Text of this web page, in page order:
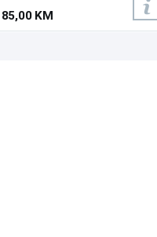
Standards: IEEE 802.11b/g/n,
Frequency: 2.4 GHz, WiFi
Speeds: 300 Mbps
85,00 KM